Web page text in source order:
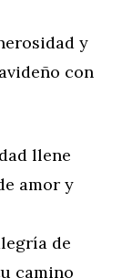
y
con
llene
amor y
de
camino